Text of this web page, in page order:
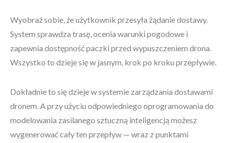
Wyobraź sobie, że użytkownik przesyła żądanie dostawy.
System sprawdza trasę, ocenia warunki pogodowe i
zapewnia dostępność paczki przed wypuszczeniem drona.
Wszystko to dzieje się w jasnym, krok po kroku przepływie.
Dokładnie to się dzieje w systemie zarządzania dostawami
dronem. A przy użyciu odpowiedniego oprogramowania do
modelowania zasilanego sztuczną inteligencją możesz
wygenerować cały ten przepływ — wraz z punktami